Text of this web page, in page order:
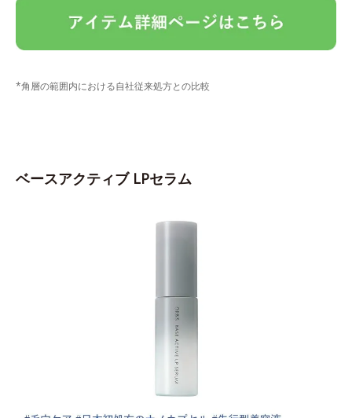
*角層の範囲内における自社従来処方との比較
ベースアクティブ LPセラム